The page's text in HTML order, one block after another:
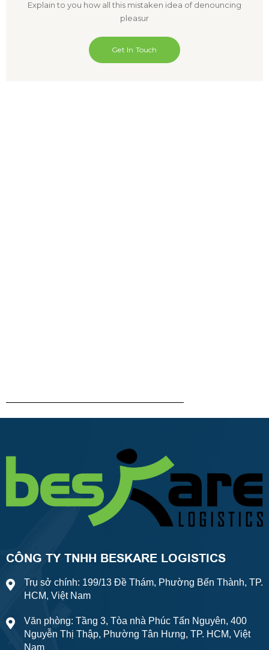
Explain to you how all this mistaken idea of denouncing
pleasur
Get In Touch
CÔNG TY TNHH BESKARE LOGISTICS
Trụ sở chính: 199/13 Đề Thám, Phường Bến Thành, TP.
HCM, Việt Nam
Văn phòng: Tầng 3, Tòa nhà Phúc Tấn Nguyên, 400
Nguyễn Thị Thập, Phường Tân Hưng, TP. HCM, Việt
Nam